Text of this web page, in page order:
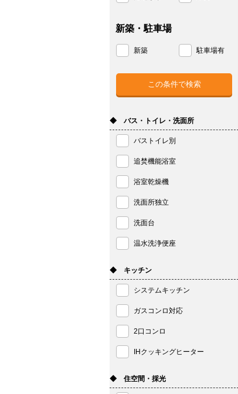
新築・駐車場
新築 駐車場有
◆ バス・トイレ・洗面所
バストイレ別
追焚機能浴室
浴室乾燥機
洗面所独立
洗面台
温水洗浄便座
◆ キッチン
システムキッチン
ガスコンロ対応
2口コンロ
IHクッキングヒーター
◆ 住空間・採光